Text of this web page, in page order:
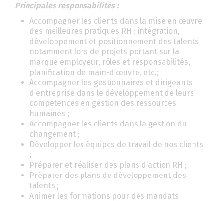
Principales responsabilités :
Accompagner les clients dans la mise en œuvre
des meilleures pratiques RH : intégration,
développement et positionnement des talents
notamment lors de projets portant sur la
marque employeur, rôles et responsabilités,
planification de main-d’œuvre, etc.;
Accompagner les gestionnaires et dirigeants
d’entreprise dans le développement de leurs
compétences en gestion des ressources
humaines ;
Accompagner les clients dans la gestion du
changement ;
Développer les équipes de travail de nos clients
;
Préparer et réaliser des plans d’action RH ;
Préparer des plans de développement des
talents ;
Animer les formations pour des mandats